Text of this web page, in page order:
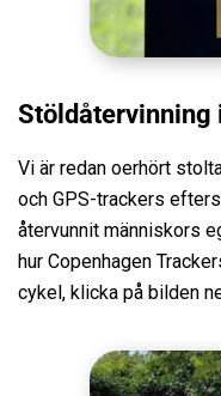
Vi är redan oerhört
och GPS-trackers
återvunnit människors
hur Copenhagen
cykel, klicka på bilden